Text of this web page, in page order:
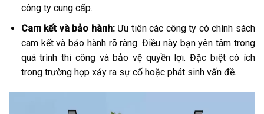
công ty cung cấp.
Cam kết và bảo hành:Ưu tiên các công ty có chính sách
cam kết và bảo hành rõ ràng. Điều này bạn yên tâm trong
quá trình thi công và bảo vệ quyền lợi. Đặc biệt có ích
trong trường hợp xảy ra sự cố hoặc phát sinh vấn đề.